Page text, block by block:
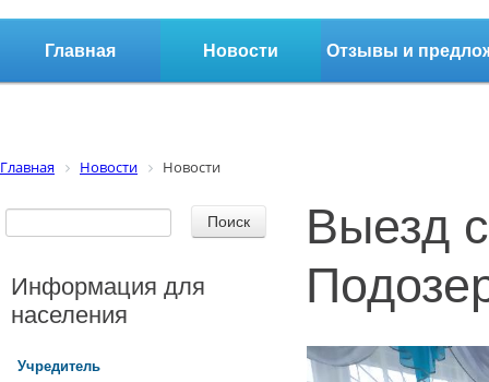
Главная Новости Отзывы и
Главная Новости Новости
Выезд
Информация для
населения
Учредитель